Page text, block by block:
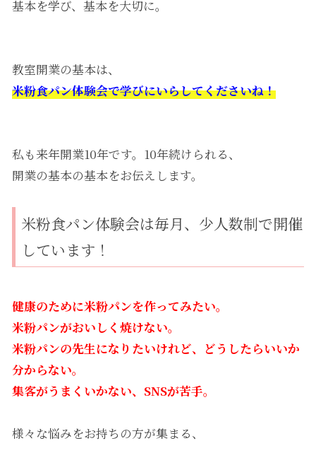
基本を学び、基本を大切に。
教室開業の基本は、
米粉食パン体験会で学びにいらしてくださいね！
私も来年開業10年です。10年続けられる、
開業の基本の基本をお伝えします。
米粉食パン体験会は毎月、少人数制で開催
しています！
健康のために米粉パンを作ってみたい。
米粉パンがおいしく焼けない。
米粉パンの先生になりたいけれど、どうしたらいいか
分からない。
集客がうまくいかない、 SNSが苦手。
様々な悩みをお持ちの方が集まる、